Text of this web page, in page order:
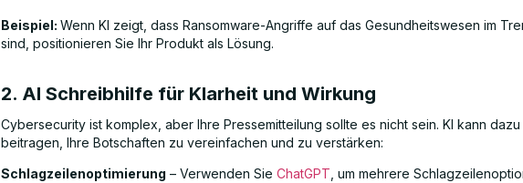
Beispiel: Wenn KI zeigt, dass Ransomware-Angriffe auf das Gesundheitswesen im
sind, positionieren Sie Ihr Produkt als Lösung.
2. AI Schreibhilfe für Klarheit und Wirkung
Cybersecurity ist komplex, aber Ihre Pressemitteilung sollte es nicht sein. KI kann dazu
beitragen, Ihre Botschaften zu vereinfachen und zu verstärken:
Schlagzeilenoptimierung – Verwenden Sie ChatGPT , um mehrere